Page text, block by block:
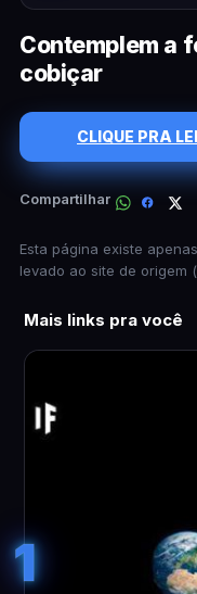
Contemplem a
cobiçar
CLIQUE PRA
Compartilhar
Esta página existe
levado ao site de origem (
Mais links pra você
1